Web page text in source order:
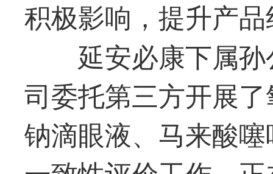
积极影响，提升产
延安必康下属
司委托第三方开展
钠滴眼液、马来酸